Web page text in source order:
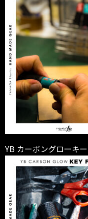
YB カーボングローキ